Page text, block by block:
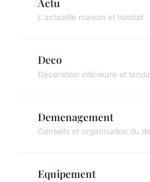
Actu
L'actualité maison et habitat
Deco
Décoration intérieure et
Demenagement
Conseils et organisation du
Equipement